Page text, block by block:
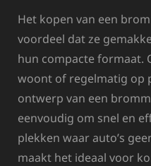
Het kopen van een
voordeel dat ze
hun compacte formaat.
woont of regelmatig op
ontwerp van een
eenvoudig om snel en
plekken waar auto’s
maakt het ideaal voor